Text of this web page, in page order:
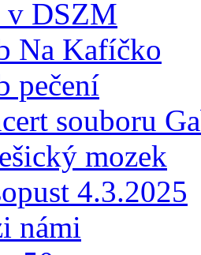
v DSZM
Na Kafíčko
pečení
souboru
mozek
4.3.2025
námi